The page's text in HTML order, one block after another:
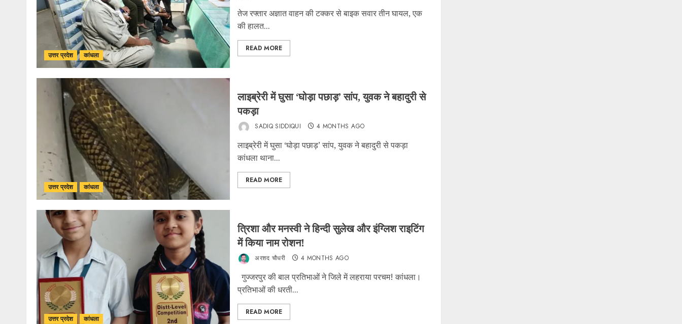
उत्तर प्रदेश कांधला
तेज रफ्तार अज्ञात वाहन की टक्कर से बाइक सवार तीन घायल, एक
की हालत...
READ MORE
उत्तर प्रदेश कांधला
लाइब्रेरी में घुसा ‘घोड़ा पछाड़’ सांप, युवक ने बहादुरी से
पकड़ा
SADIQ SIDDIQUI 4 MONTHS AGO
लाइब्रेरी में घुसा ‘घोड़ा पछाड़’ सांप, युवक ने बहादुरी से पकड़ा
कांधला थाना...
READ MORE
उत्तर प्रदेश कांधला
त्रिशा और मनस्वी ने हिन्दी सुलेख और इंग्लिश राइटिंग
में किया नाम रोशन!
अरशद चौधरी 4 MONTHS AGO
गुज्जरपुर की बाल प्रतिभाओं ने जिले में लहराया परचम! कांधला।
प्रतिभाओं की धरती...
READ MORE